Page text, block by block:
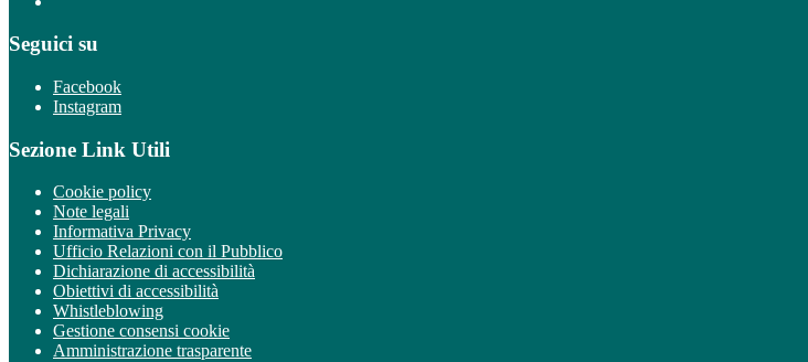
Seguici su
Facebook
Instagram
Sezione Link Utili
Cookie policy
Note legali
Informativa Privacy
Ufficio Relazioni con il Pubblico
Dichiarazione di accessibilità
Obiettivi di accessibilità
Whistleblowing
Gestione consensi cookie
Amministrazione trasparente